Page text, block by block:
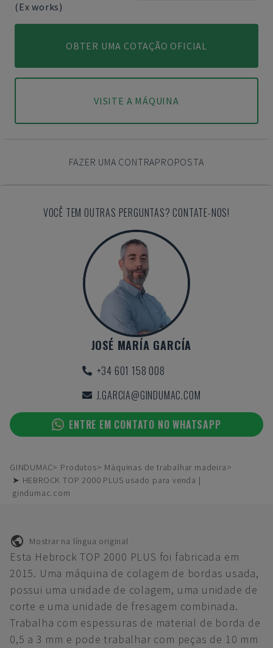
(Ex works)
OBTER UMA COTAÇÃO OFICIAL
VISITE A MÁQUINA
FAZER UMA CONTRAPROPOSTA
VOCÊ TEM OUTRAS PERGUNTAS? CONTATE-NOS!
JOSÉ MARÍA GARCÍA
+34 601 158 008
J.GARCIA@GINDUMAC.COM
ENTRE EM CONTATO NO WHATSAPP
GINDUMAC Produtos
Máquinas de trabalhar madeira
➤ HEBROCK TOP 2000 PLUS usado para venda |
gindumac.com
Mostrar na língua original
Esta Hebrock TOP 2000 PLUS foi fabricada em
2015. Uma máquina de colagem de bordas usada,
possui uma unidade de colagem, uma unidade de
corte e uma unidade de fresagem combinada.
Trabalha com espessuras de material de borda de
0,5 a 3 mm e pode trabalhar com peças de 10 mm